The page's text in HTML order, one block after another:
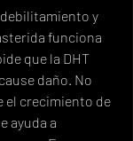
y
funciona
que la DHT
daño. No
el crecimiento de
ayuda a